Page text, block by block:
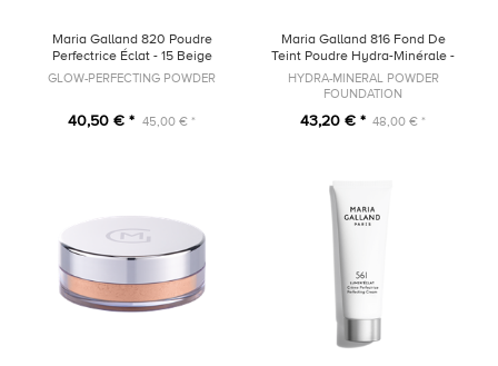
Maria Galland 820 Poudre
Perfectrice Éclat - 15 Beige
GLOW-PERFECTING POWDER
40,50 € * 45,00 € *
Maria Galland 816 Fond De
Teint Poudre Hydra-Minérale -
25 Doré
HYDRA-MINERAL POWDER
FOUNDATION
43,20 € * 48,00 € *